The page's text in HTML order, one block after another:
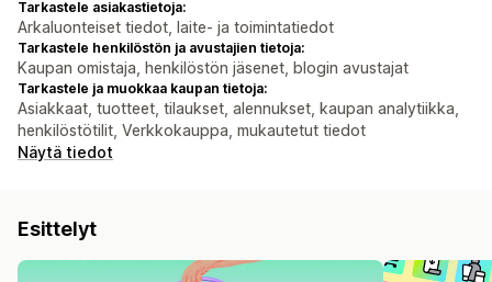
Tarkastele asiakastietoja:
Arkaluonteiset tiedot, laite- ja toimintatiedot
Tarkastele henkilöstön ja avustajien tietoja:
Kaupan omistaja, henkilöstön jäsenet, blogin avustajat
Tarkastele ja muokkaa kaupan tietoja:
Asiakkaat, tuotteet, tilaukset, alennukset, kaupan analytiikka,
henkilöstötilit, Verkkokauppa, mukautetut tiedot
Näytä tiedot
Esittelyt